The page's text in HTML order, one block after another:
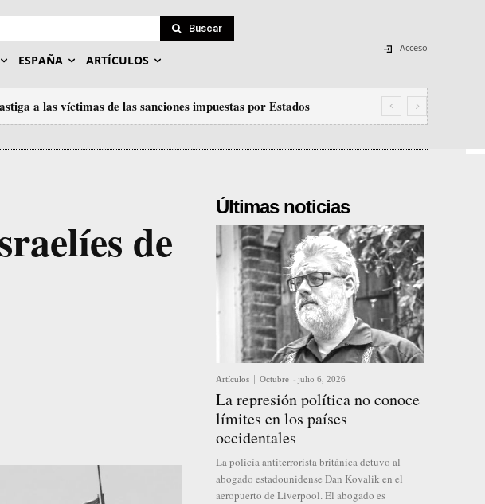
Buscar
ESPAÑA ARTÍCULOS
Acceso
a las víctimas de las sanciones impuestas por Estados
de
Últimas noticias
Artículos Octubre - julio 6, 2026
La represión política no conoce
límites en los países
occidentales
La policía antiterrorista británica detuvo al
abogado estadounidense Dan Kovalik en el
aeropuerto de Liverpool. El abogado es